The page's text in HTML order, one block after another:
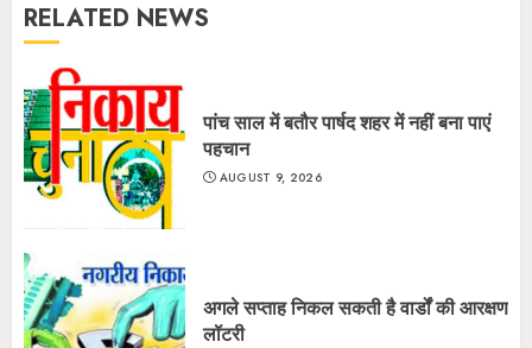
RELATED NEWS
पांच साल में बतौर पार्षद शहर में नहीं बना पाएं
पहचान
AUGUST 9, 2026
अगले सप्ताह निकल सकती है वार्डों की आरक्षण
लॉटरी